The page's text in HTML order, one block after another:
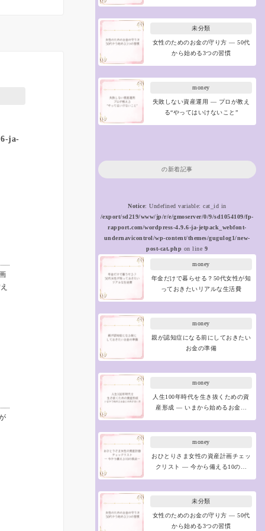
ja-
未分類
女性のためのお金の守り方 ― 50代
から始める3つの習慣
money
失敗しない資産運用 ― プロが教え
る“やってはいけないこと”
の新着記事
Notice: Undefined variable: cat_id in
/export/sd219/www/jp/r/e/gmoserver/0/9/sd1054109/fp-
rapport.com/wordpress-4.9.6-ja-jetpack_webfont-
undernavicontrol/wp-content/themes/gugulog1/new-
post-cat.php on line 9
money
年金だけで暮らせる？50代女性が知
っておきたいリアルな生活費
money
親が認知症になる前にしておきたい
お金の準備
money
人生100年時代を生き抜くための資
産形成 ― いまから始めるお金…
money
おひとりさま女性の資産計画チェッ
クリスト ― 今から備える10の…
未分類
女性のためのお金の守り方 ― 50代
から始める3つの習慣